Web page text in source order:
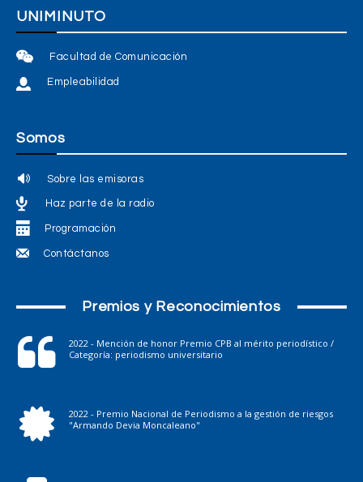
UNIMINUTO
Facultad de Comunicación
Empleabilidad
Somos
Sobre las emisoras
Haz parte de la radio
Programación
Contáctanos
Premios y Reconocimientos
2022 - Mención de honor Premio CPB al mérito periodístico /
Categoría: periodismo universitario
2022 - Premio Nacional de Periodismo a la gestión de riesgos
"Armando Devia Moncaleano"